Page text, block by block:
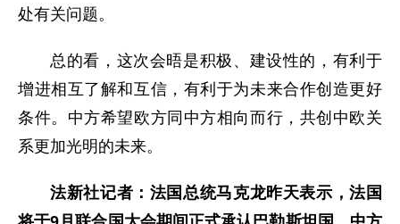
处有关问题。
总的看，这次会晤是积极、建设性的，有利于
增进相互了解和互信，有利于为未来合作创造更好
条件。中方希望欧方同中方相向而行，共创中欧关
系更加光明的未来。
法新社记者：法国总统马克龙昨天表示，法国